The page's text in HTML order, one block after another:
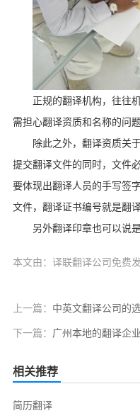
正规的翻译机构，往往
需担心翻译资质和名称的问题
除此之外，翻译资质关
提交翻译文件的同时，文件
要体现出翻译人员的手写签
文件，翻译证书编号就是翻
另外翻译印章也可以说
本文由：译联翻译公司免费
上一篇： 中英文翻译公司的
下一篇： 广州本地的翻译企
相关推荐
简历翻译